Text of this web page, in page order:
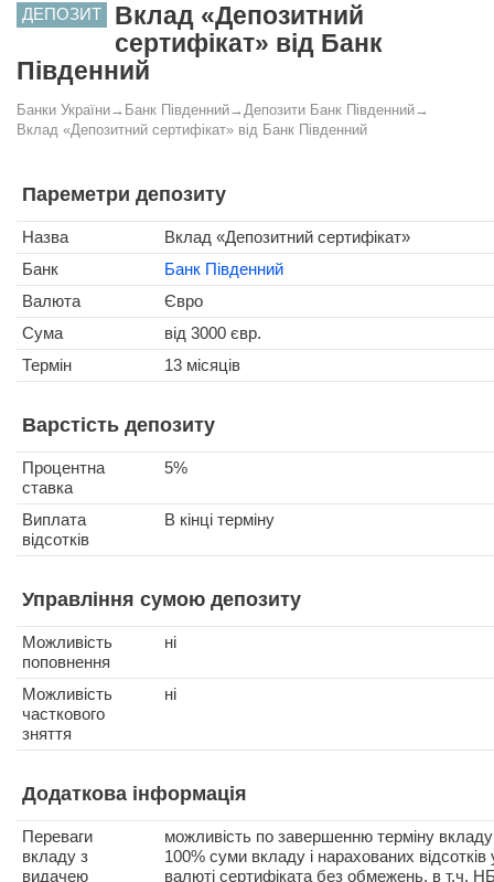
ДЕПОЗИТ
Вклад «Депозитний
сертифікат» від Банк
Південний
Банки України→ Банк Південний→ Депозити Банк Південний→
Вклад «Депозитний сертифікат» від Банк Південний
Пареметри депозиту
Назва
Вклад «Депозитний сертифікат»
Банк
Банк Південний
Валюта
Євро
Сума
від 3000 євр.
Термін
13 місяців
Варстість депозиту
Процентна
ставка
5%
Виплата
відсотків
В кінці терміну
Управління сумою депозиту
Можливість
поповнення
ні
Можливість
часткового
зняття
ні
Додаткова інформація
Переваги
вкладу з
видачею
можливість по завершенню терміну
100% суми вкладу і нарахованих відсотків
валюті сертифіката без обмежень, в т.ч.